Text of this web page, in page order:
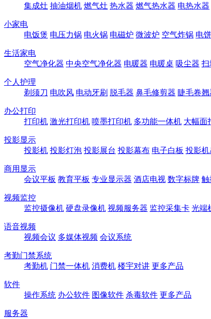
集成灶 抽油烟机 燃气灶 热水器 燃气热水器 电热水器
小家电
电饭煲 电压力锅 电火锅 电磁炉 微波炉 空气炸锅 电
生活家电
空气净化器 中央空气净化器 电暖器 电暖桌 吸尘器 扫
个人护理
剃须刀 电吹风 电动牙刷 脱毛器 鼻毛修剪器 睫毛卷翘
办公打印
打印机 激光打印机 喷墨打印机 多功能一体机 大幅面
投影显示
投影机 投影灯泡 投影展台 投影幕布 电子白板 投影机
商用显示
会议平板 教育平板 专业显示器 酒店电视 数字标牌 触
视频监控
监控摄像机 硬盘录像机 视频服务器 监控采集卡 光端
语音视频
视频会议 多媒体视频 会议系统
考勤门禁系统
考勤机 门禁一体机 消费机 楼宇对讲 更多产品
软件
操作系统 办公软件 图像软件 杀毒软件 更多产品
服务器